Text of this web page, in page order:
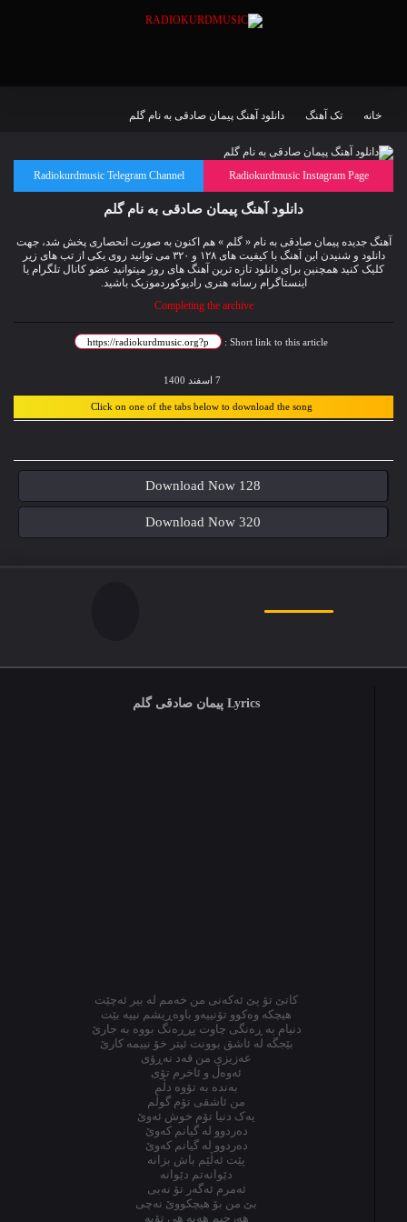
خانه تک آهنگ دانلود آهنگ پیمان صادقی به نام گلم
Radiokurdmusic Instagram Page
Radiokurdmusic Telegram Channel
دانلود آهنگ پیمان صادقی به نام گلم
آهنگ جدیده پیمان صادقی به نام « گلم » هم اکنون به صورت انحصاری پخش شد، جهت
دانلود و شنیدن این آهنگ با کیفیت های ۱۲۸ و ۳۲۰ می توانید روی یکی از تب های زیر
کلیک کنید همچنین برای دانلود تازه ترین آهنگ های روز میتوانید عضو کانال تلگرام یا
اینستاگرام رسانه هنری رادیوکوردموزیک باشید.
Completing the archive
Short link to this article :
7 اسفند 1400
Click on one of the tabs below to download the song
Download Now 128
Download Now 320
Lyrics پیمان صادقی گلم
کاتێ تۆ پێ ئەکەنی من خەمم لە بیر ئەچێت
هیچکە وەکوو تۆنییەو باوەڕیشم نییە بێت
دنیام بە ڕەنگی چاوت پڕڕەنگ بووە بە جارێ
بێجگە لە ئاشق بوونت ئیتر خۆ نییمە کارێ
عەزیزی من قەد نەڕۆی
ئەوەڵ و ئاخرم تۆی
بەندە بە تۆوە دڵم
من ئاشقی تۆم گوڵم
یەک دنیا تۆم خوش ئەوێ
دەردوو لە گیانم کەوێ
دەردوو لە گیانم کەوێ
پێت ئەڵێم باش بزانه
دێوانەتم دێوانە
ئەمرم ئەگەر تۆ نەبی
بێ من بۆ هیچکووێ نەچی
هەرچیم هەیە هی تۆیە